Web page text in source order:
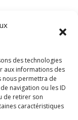
des technologies
aux informations des
nous permettra de
navigation ou les ID
de retirer son
caractéristiques